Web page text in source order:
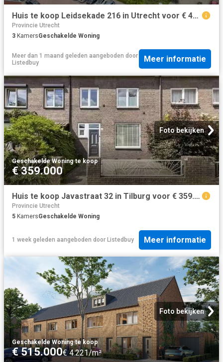
Huis te koop Leidsekade 216 in Utrecht voor € 450.000
Provincie Utrecht
3 KamersGeschakelde Woning
Meer dan 1 maand geleden aangeboden door
Listedbuy
Meer informatie
Foto bekijken
Geschakelde Woning·te koop
€ 359.000
Huis te koop Javastraat 32 in Tilburg voor € 359.000
Provincie Utrecht
5 KamersGeschakelde Woning
1 week geleden aangeboden door Listedbuy Meer informatie
Foto bekijken
Geschakelde Woning·te koop
€ 515.000€ 4.221/m²